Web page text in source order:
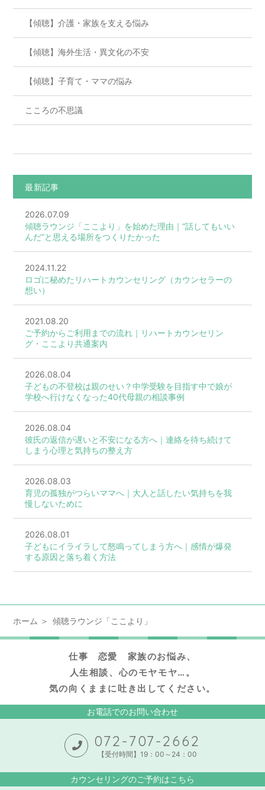
【傾聴】介護・家族を支える悩み
【傾聴】海外生活・異文化の不安
【傾聴】子育て・ママの悩み
こころの不思議
最新記事
2026.07.09
傾聴ラウンジ「ここより」を始めた理由｜“話してもいい
んだ”と思える場所をつくりたかった
2024.11.22
ロゴに秘めたリハートカウンセリング（カウンセラーの
想い）
2021.08.20
ご予約からご利用までの流れ｜リハートカウンセリン
グ・ここより共通案内
2026.08.04
子どもの不登校は親のせい？中学受験を目指す中で娘が
学校へ行けなくなった40代母親の相談事例
2026.08.04
彼氏の返信が遅いと不安になる方へ｜連絡を待ち続けて
しまう心理と気持ちの整え方
2026.08.03
育児の孤独がつらいママへ｜大人と話したい気持ちを我
慢しないために
2026.08.01
子どもにイライラして怒鳴ってしまう方へ｜感情が爆発
する原因と落ち着く方法
ホーム 傾聴ラウンジ「ここより」
仕事 恋愛 家族のお悩み、
人生相談、心のモヤモヤ…。
気の向くままに吐き出してください。
お電話でのお問い合わせ
072-707-2662
【受付時間】19：00～24：00
カウンセリングのご予約はこちら